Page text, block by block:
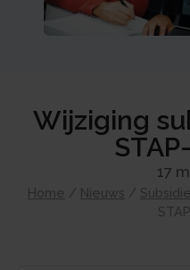
Wijziging
17
Home / Nieuws /